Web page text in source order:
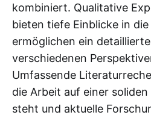
kombiniert. Qualitative
bieten tiefe Einblicke in
ermöglichen ein
verschiedenen
Umfassende
die Arbeit auf einer
steht und aktuelle